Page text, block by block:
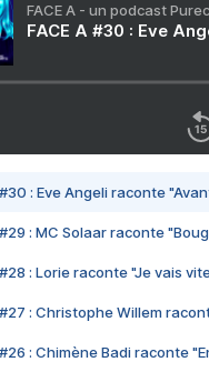
FACE A - un podcast
FACE A #30 : Eve
#30 : Eve Angeli raconte
#29 : MC Solaar raconte
#28 : Lorie raconte "Je vais
#27 : Christophe Willem
#26 : Chimène Badi raconte